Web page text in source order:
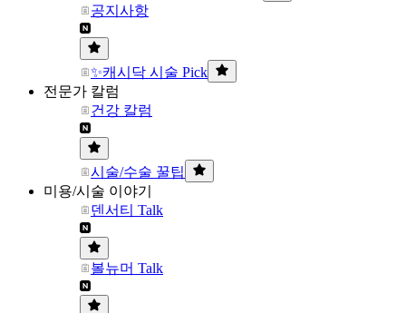
공지사항
✨캐시닥 시술 Pick
전문가 칼럼
건강 칼럼
시술/수술 꿀팁
미용/시술 이야기
덴서티 Talk
볼뉴머 Talk